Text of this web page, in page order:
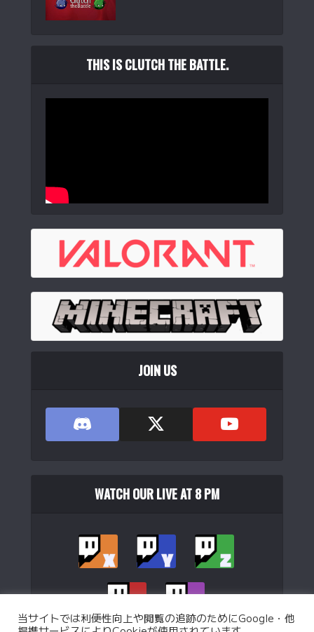
THIS IS CLUTCH THE BATTLE.
JOIN US
WATCH OUR LIVE AT 8 PM
当サイトでは利便性向上や閲覧の追跡のためにGoogle・他